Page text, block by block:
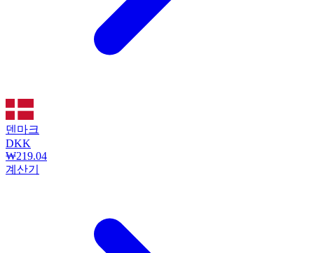
덴마크
DKK
₩219.04
계산기